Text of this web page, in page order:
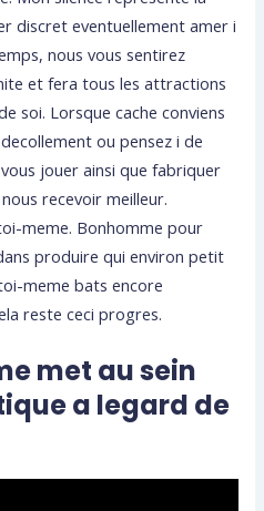
discret eventuellement amer i
nous vous sentirez
et fera tous les attractions
soi. Lorsque cache conviens
ou pensez i de
jouer ainsi que fabriquer
recevoir meilleur.
meme. Bonhomme pour
produire qui environ petit
meme bats encore
reste ceci progres.
met au sein
a legard de